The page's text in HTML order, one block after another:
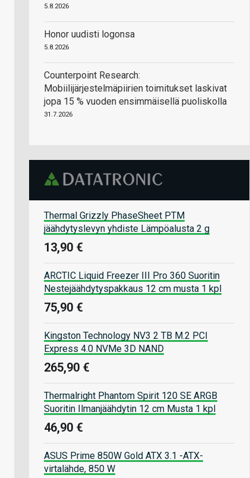
5.8.2026
Honor uudisti logonsa
5.8.2026
Counterpoint Research:
Mobiilijärjestelmäpiirien toimitukset laskivat
jopa 15 % vuoden ensimmäisellä puoliskolla
31.7.2026
Thermal Grizzly PhaseSheet PTM
jäähdytyslevyn yhdiste Lämpöalusta 2 g
13,90 €
ARCTIC Liquid Freezer III Pro 360 Suoritin
Nestejäähdytyspakkaus 12 cm musta 1 kpl
75,90 €
Kingston Technology NV3 2 TB M.2 PCI
Express 4.0 NVMe 3D NAND
265,90 €
Thermalright Phantom Spirit 120 SE ARGB
Suoritin Ilmanjäähdytin 12 cm Musta 1 kpl
46,90 €
ASUS Prime 850W Gold ATX 3.1 -ATX-
virtalähde, 850 W